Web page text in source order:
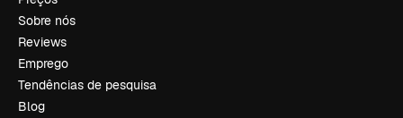
Sobre nós
Reviews
Emprego
Tendências de pesquisa
Blog